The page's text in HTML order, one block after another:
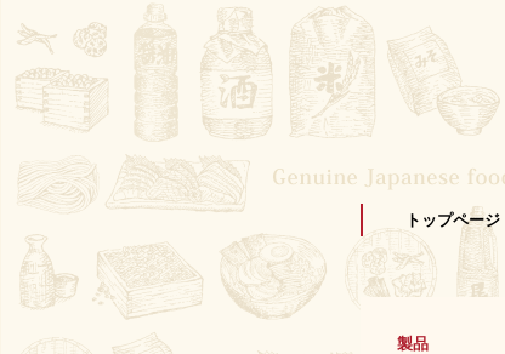
トップページ
製品